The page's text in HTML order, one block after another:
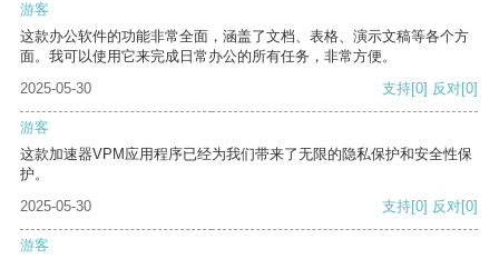
游客
这款办公软件的功能非常全面，涵盖了文档、表格、演示文稿等各个方
面。我可以使用它来完成日常办公的所有任务，非常方便。
2025-05-30
支持[0] 反对[0]
游客
这款加速器VPM应用程序已经为我们带来了无限的隐私保护和安全性保
护。
2025-05-30
支持[0] 反对[0]
游客